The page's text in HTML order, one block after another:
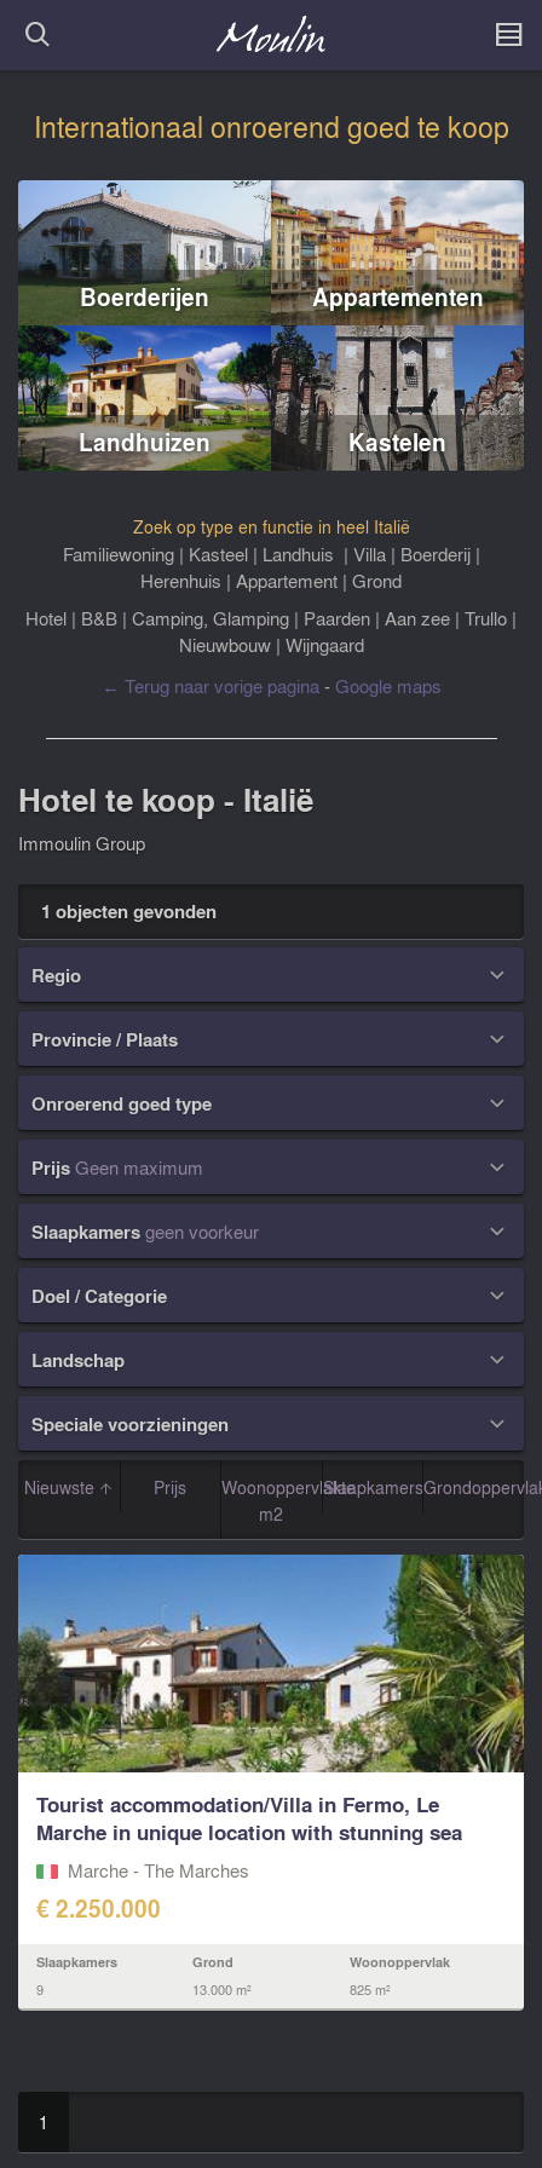
Internationaal onroerend goed te koop
Boerderijen Appartementen
Landhuizen Kastelen
Zoek op type en functie in heel Italië
Familiewoning| Kasteel| Landhuis | Villa| Boerderij|
Herenhuis | Appartement | Grond
Hotel | B&B | Camping, Glamping | Paarden | Aan zee | Trullo |
Nieuwbouw | Wijngaard
← Terug naar vorige pagina-Google maps
Hotel te koop - Italië
Immoulin Group
1 objecten gevonden
Regio 
Provincie / Plaats 
Onroerend goed type 
PrijsGeen maximum 
Slaapkamersgeen voorkeur 
Doel / Categorie 
Landschap 
Speciale voorzieningen 
Nieuwste Prijs
Woonoppervlakte
m2
Slaapkamers
Tourist accommodation/Villa in Fermo, Le
Marche in unique location with stunning sea
viewsMarche - The Marches
€ 2.250.000
Slaapkamers
9
Grond
13.000 m²
Woonoppervlak
825 m²
1